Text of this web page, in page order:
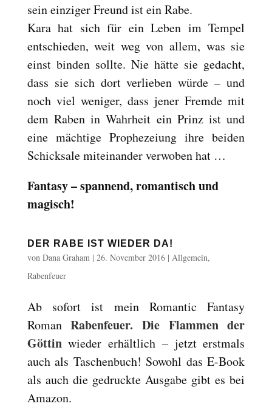
sein einziger Freund ist ein Rabe.
Kara hat sich für ein Leben im Tempel
entschieden, weit weg von allem, was sie
einst binden sollte. Nie hätte sie gedacht,
dass sie sich dort verlieben würde – und
noch viel weniger, dass jener Fremde mit
dem Raben in Wahrheit ein Prinz ist und
eine mächtige Prophezeiung ihre beiden
Schicksale miteinander verwoben hat …
Fantasy – spannend, romantisch und
magisch!
DER RABE IST WIEDER DA!
von Dana Graham| 26. November 2016| Allgemein,
Rabenfeuer
Ab sofort ist mein Romantic Fantasy
RomanRabenfeuer. Die Flammen der
Göttinwieder erhältlich – jetzt erstmals
auch als Taschenbuch! Sowohl das E-Book
als auch die gedruckte Ausgabe gibt es bei
Amazon.